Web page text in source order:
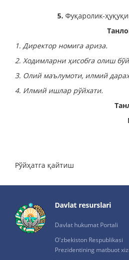
5. Фуқаролик-
1. Директор номига ариза.
2. Ходимларни ҳисобга олиш
3. Олий маълумоти, илмий
4. Илмий ишлар рўйхати.
Рўйҳатга қайтиш
Davlat resurslari
Davlat hukumat Portali
O'zbekiston Respublikasi
Prezidentining matbuot